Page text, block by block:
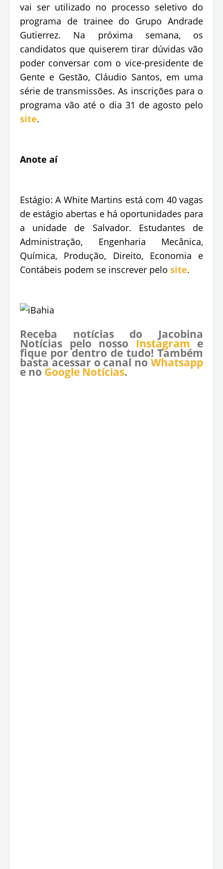
vai ser utilizado no processo seletivo do
programa de trainee do Grupo Andrade
Gutierrez. Na próxima semana, os
candidatos que quiserem tirar dúvidas vão
poder conversar com o vice-presidente de
Gente e Gestão, Cláudio Santos, em uma
série de transmissões. As inscrições para o
programa vão até o dia 31 de agosto pelo
site.
Anote aí
Estágio: A White Martins está com 40 vagas
de estágio abertas e há oportunidades para
a unidade de Salvador. Estudantes de
Administração, Engenharia Mecânica,
Química, Produção, Direito, Economia e
Contábeis podem se inscrever pelo site.
Receba notícias do Jacobina
Notícias pelo nosso Instagram e
fique por dentro de tudo! Também
basta acessar o canal no Whatsapp
e no Google Notícias.